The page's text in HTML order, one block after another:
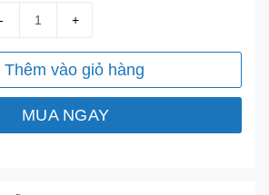
+
-
Thêm vào giỏ hàng
MUA NGAY